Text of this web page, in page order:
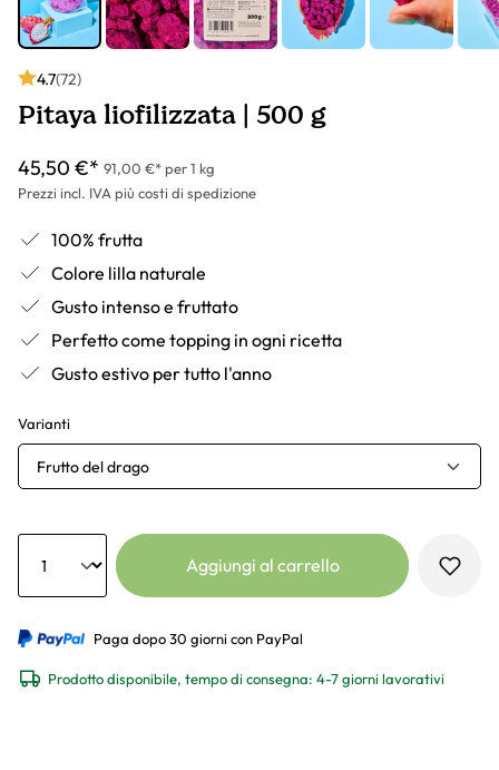
4.7(72)
Pitaya liofilizzata | 500 g
45,50 €* 91,00 €* per 1 kg
Prezzi incl. IVA più costi di spedizione
100% frutta
Colore lilla naturale
Gusto intenso e fruttato
Perfetto come topping in ogni ricetta
Gusto estivo per tutto l'anno
Varianti
Frutto del drago
Anzahl
Aggiungi al carrello
Paga dopo 30 giorni con PayPal
Prodotto disponibile, tempo di consegna: 4-7 giorni lavorativi